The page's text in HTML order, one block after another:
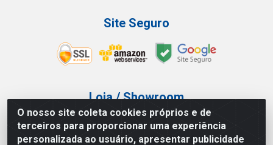
O nosso site coleta cookies próprios e de
terceiros para proporcionar uma experiência
personalizada ao usuário, apresentar publicidade
Site Seguro
Loja / Showroom
Tel.: (11) 3227-0546
Av Vautier, 587/597 - Pari - São Paulo/SP